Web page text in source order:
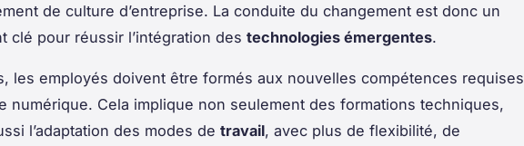
de culture d’entreprise. La conduite du changement est donc un
clé pour réussir l’intégration des technologies émergentes.
les employés doivent être formés aux nouvelles compétences requises
numérique. Cela implique non seulement des formations techniques,
l’adaptation des modes de travail, avec plus de flexibilité, de